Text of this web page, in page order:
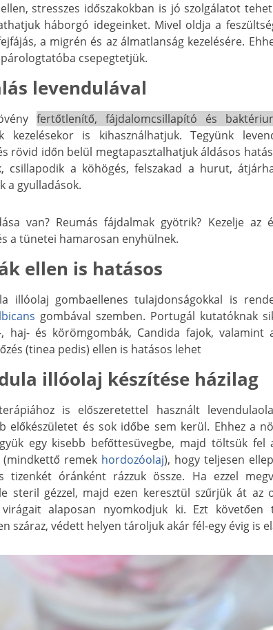
stresszes időszakokban is jó szolgálatot
háborgó idegeinket. Mivel oldja a
a migrén és az álmatlanság kezelésére.
csepegtetjük.
levendulával
fertőtlenítő, fájdalomcsillapító és
kezelésekor is kihasználhatjuk. Tegyünk
rövid időn belül megtapasztalhatjuk áldásos
csillapodik a köhögés, felszakad a hurut,
a gyulladások.
van? Reumás fájdalmak gyötrik? Kezelje
a tünetei hamarosan enyhülnek.
ellen is hatásos
illóolaj gombaellenes tulajdonságokkal is
gombával szemben. Portugál kutatóknak
, haj- és körömgombák, Candida fajok, valamint
(tinea pedis) ellen is hatásos lehet
illóolaj készítése házilag
is előszeretettel használt
előkészületet és sok időbe sem kerül. Ehhez a
egy kisebb befőttesüvegbe, majd töltsük fel
(mindkettő remek hordozóolaj), hogy teljesen
tizenkét óránként rázzuk össze. Ha ezzel
steril gézzel, majd ezen keresztül szűrjük át az
alaposan nyomkodjuk ki. Ezt követően
száraz, védett helyen tároljuk akár fél-egy évig is